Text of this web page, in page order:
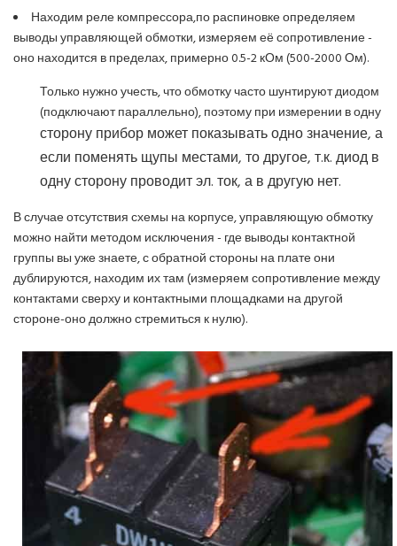
Находим реле компрессора,по распиновке определяем
выводы управляющей обмотки, измеряем её сопротивление -
оно находится в пределах, примерно 0.5-2 кОм (500-2000 Ом).
Только нужно учесть, что обмотку часто шунтируют диодом
(подключают параллельно), поэтому при измерении в одну
сторону прибор может показывать одно значение, а
если поменять щупы местами, то другое, т.к. диод в
одну сторону проводит эл. ток, а в другую нет.
В случае отсутствия схемы на корпусе, управляющую обмотку
можно найти методом исключения - где выводы контактной
группы вы уже знаете, с обратной стороны на плате они
дублируются, находим их там (измеряем сопротивление между
контактами сверху и контактными площадками на другой
стороне-оно должно стремиться к нулю).